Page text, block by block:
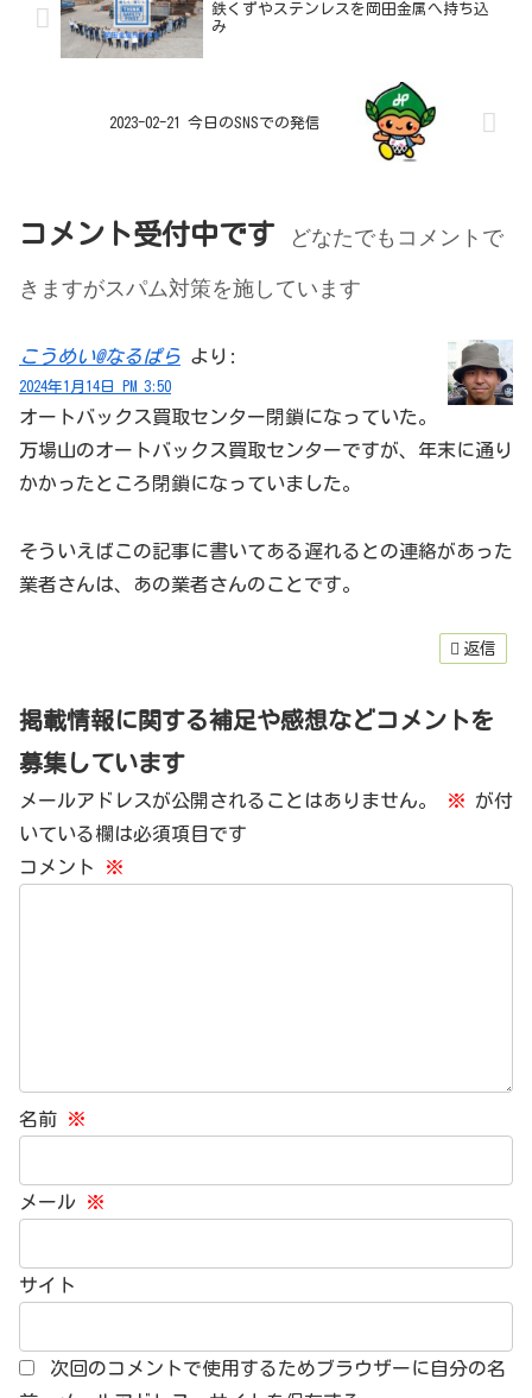
鉄くずやステンレスを岡田金属へ持ち込
み
2023-02-21 今日のSNSでの発信
コメント受付中です
どなたでもコメントで
きますがスパム対策を施しています
こうめい@なるぱら より:
2024年1月14日 PM 3:50
オートバックス買取センター閉鎖になっていた。
万場山のオートバックス買取センターですが、年末に通り
かかったところ閉鎖になっていました。
そういえばこの記事に書いてある遅れるとの連絡があった
業者さんは、あの業者さんのことです。
返信
掲載情報に関する補足や感想などコメントを
募集しています
メールアドレスが公開されることはありません。 ※ が付
いている欄は必須項目です
コメント
※
名前 ※
メール ※
サイト
次回のコメントで使用するためブラウザーに自分の名